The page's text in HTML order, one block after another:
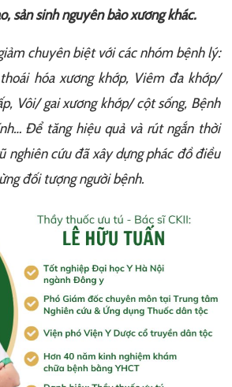
sản sinh nguyên bào xương khác.
chuyên biệt với các nhóm bệnh lý:
hóa xương khớp, Viêm đa khớp/
Vôi/ gai xương khớp/ cột sống, Bệnh
Để tăng hiệu quả và rút ngắn thời
nghiên cứu đã xây dựng phác đồ điều
đối tượng người bệnh.